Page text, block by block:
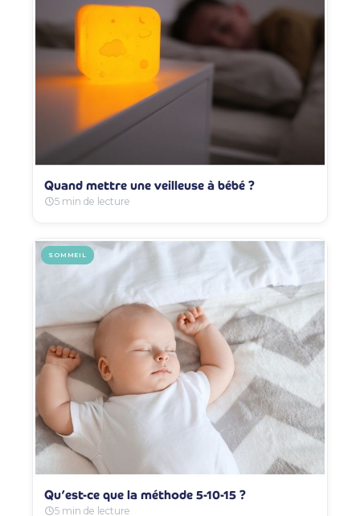
Quand mettre une veilleuse à bébé ?
5 min de lecture
SOMMEIL
Qu’est-ce que la méthode 5-10-15 ?
5 min de lecture